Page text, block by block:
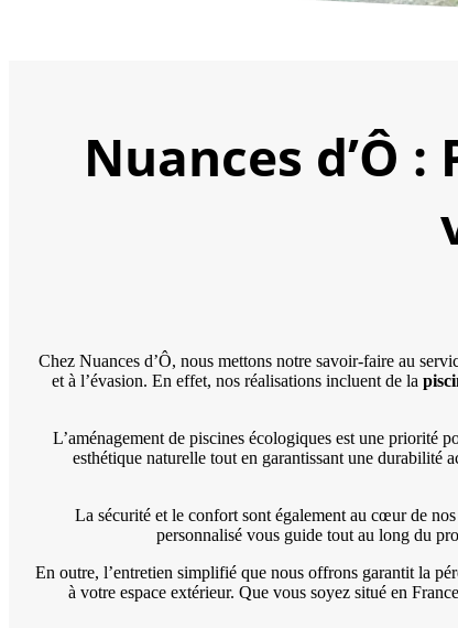
Nuances d’Ô
Chez Nuances d’Ô, nous mettons notre savoir-faire au
et à l’évasion. En effet, nos réalisations incluent de la
L’aménagement de piscines écologiques est une priorité
esthétique naturelle tout en garantissant une durabilité
La sécurité et le confort sont également au cœur de
personnalisé vous guide tout au long du
En outre, l’entretien simplifié que nous offrons garantit la
à votre espace extérieur. Que vous soyez situé en